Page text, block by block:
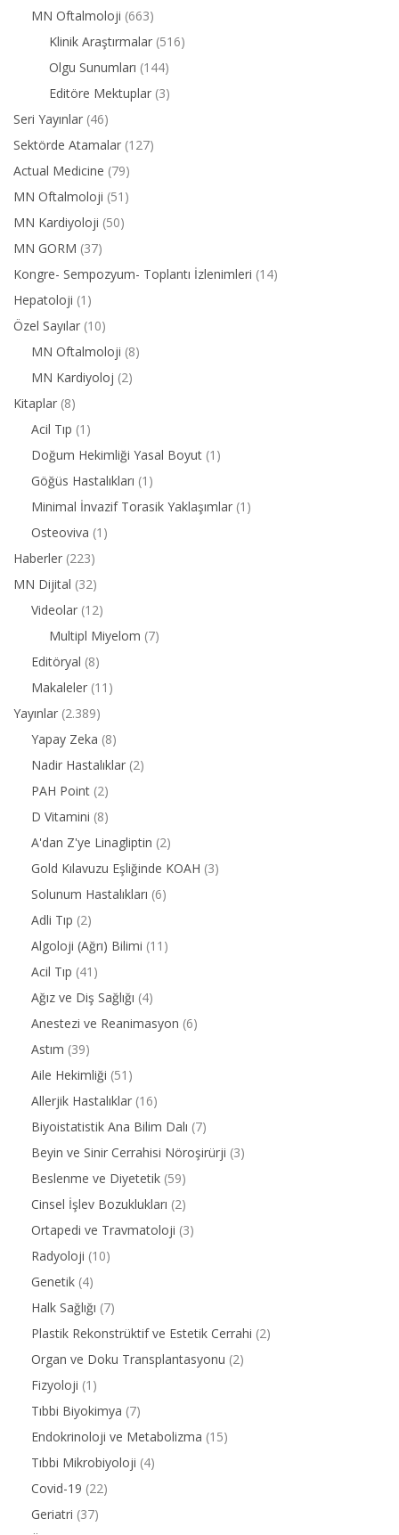
MN Oftalmoloji (663)
Klinik Araştırmalar (516)
Olgu Sunumları (144)
Editöre Mektuplar (3)
Seri Yayınlar (46)
Sektörde Atamalar (127)
Actual Medicine (79)
MN Oftalmoloji (51)
MN Kardiyoloji (50)
MN GORM (37)
Kongre- Sempozyum- Toplantı İzlenimleri (14)
Hepatoloji (1)
Özel Sayılar (10)
MN Oftalmoloji (8)
MN Kardiyoloj (2)
Kitaplar (8)
Acil Tıp (1)
Doğum Hekimliği Yasal Boyut (1)
Göğüs Hastalıkları (1)
Minimal İnvazif Torasik Yaklaşımlar (1)
Osteoviva (1)
Haberler (223)
MN Dijital (32)
Videolar (12)
Multipl Miyelom (7)
Editöryal (8)
Makaleler (11)
Yayınlar (2.389)
Yapay Zeka (8)
Nadir Hastalıklar (2)
PAH Point (2)
D Vitamini (8)
A'dan Z'ye Linagliptin (2)
Gold Kılavuzu Eşliğinde KOAH (3)
Solunum Hastalıkları (6)
Adli Tıp (2)
Algoloji (Ağrı) Bilimi (11)
Acil Tıp (41)
Ağız ve Diş Sağlığı (4)
Anestezi ve Reanimasyon (6)
Astım (39)
Aile Hekimliği (51)
Allerjik Hastalıklar (16)
Biyoistatistik Ana Bilim Dalı (7)
Beyin ve Sinir Cerrahisi Nöroşirürji (3)
Beslenme ve Diyetetik (59)
Cinsel İşlev Bozuklukları (2)
Ortapedi ve Travmatoloji (3)
Radyoloji (10)
Genetik (4)
Halk Sağlığı (7)
Plastik Rekonstrüktif ve Estetik Cerrahi (2)
Organ ve Doku Transplantasyonu (2)
Fizyoloji (1)
Tıbbi Biyokimya (7)
Endokrinoloji ve Metabolizma (15)
Tıbbi Mikrobiyoloji (4)
Covid-19 (22)
Geriatri (37)